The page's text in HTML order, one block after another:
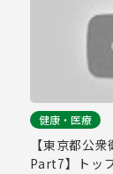
健康・医療
【東京都公
Part7】トッ